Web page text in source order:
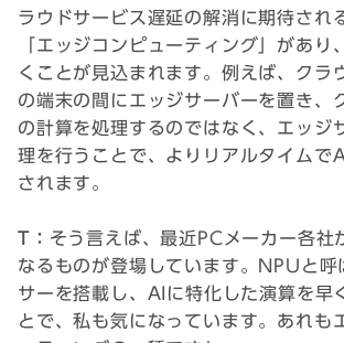
ラウドサービス遅延の解消に期待され
「エッジコンピューティング」があり
くことが見込まれます。例えば、クラ
の端末の間にエッジサーバーを置き、
の計算を処理するのではなく、エッジ
理を行うことで、よりリアルタイムで
されます。
T： そう言えば、最近PCメーカー各社
なるものが登場しています。NPUと呼
サーを搭載し、AIに特化した演算を早
とで、私も気になっています。あれも